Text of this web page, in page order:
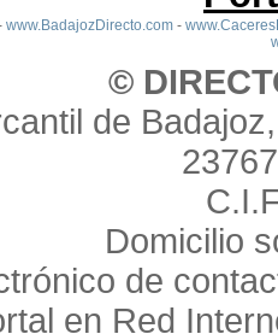
www.BadajozDirecto.com-
©
de
Domicilio
de
en Red